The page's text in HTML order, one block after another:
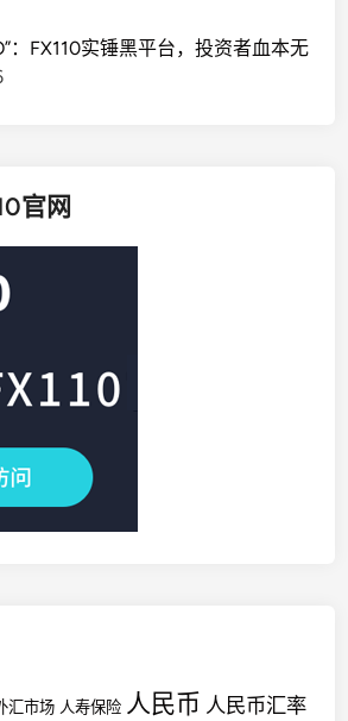
：FX110实锤黑平台，投资者血本无
官网
汇市场 人寿保险 人民币 人民币汇率